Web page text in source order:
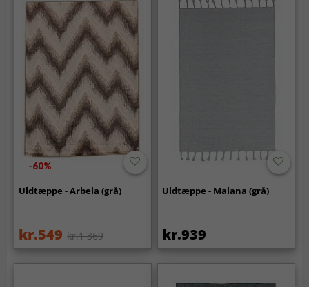
-60%
Uldtæppe - Arbela (grå)
kr.549 kr.1 369
Uldtæppe - Malana (grå)
kr.939